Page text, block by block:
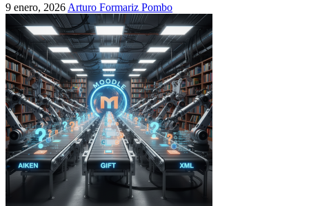
9 enero, 2026 Arturo Formariz Pombo